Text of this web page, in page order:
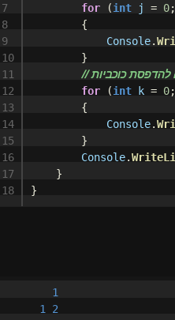
7
8
9
10
11
12
13
14
15
16
17
18
for
(int j = 0;
{
Console.
}
להדפסת כוכביות
for
(int k = 0;
{
Console.
}
Console.
}
}
        1
      1 2